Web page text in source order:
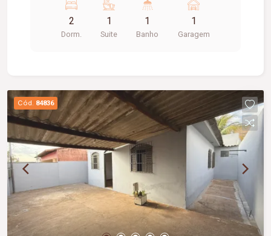
social com box e armário, elevador privativo, 01
vaga de garagem, portaria 24 horas,
brinquedoteca, salão de festas.
2
Dorm.
1
Suite
1
Banho
1
Garagem
Cód. 84836